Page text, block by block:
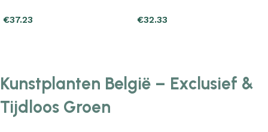
€37.23 €32.33
Kunstplanten België – Exclusief &
Tijdloos Groen